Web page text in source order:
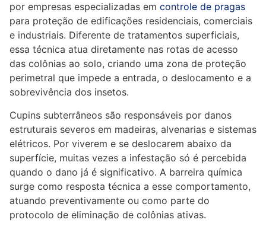
por empresas especializadas em controle de pragas
para proteção de edificações residenciais, comerciais
e industriais. Diferente de tratamentos superficiais,
essa técnica atua diretamente nas rotas de acesso
das colônias ao solo, criando uma zona de proteção
perimetral que impede a entrada, o deslocamento e a
sobrevivência dos insetos.
Cupins subterrâneos são responsáveis por danos
estruturais severos em madeiras, alvenarias e sistemas
elétricos. Por viverem e se deslocarem abaixo da
superfície, muitas vezes a infestação só é percebida
quando o dano já é significativo. A barreira química
surge como resposta técnica a esse comportamento,
atuando preventivamente ou como parte do
protocolo de eliminação de colônias ativas.